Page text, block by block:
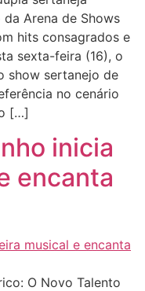
Arena de Shows
hits consagrados e
sexta-feira (16), o
show sertanejo de
no cenário
[…]
inicia
encanta
O Novo Talento